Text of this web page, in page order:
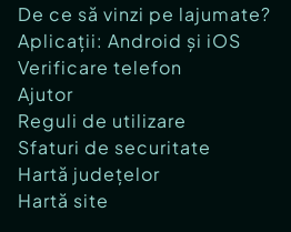
De ce să vinzi pe lajumate?
Aplicații: Android și iOS
Verificare telefon
Ajutor
Reguli de utilizare
Sfaturi de securitate
Hartă județelor
Hartă site